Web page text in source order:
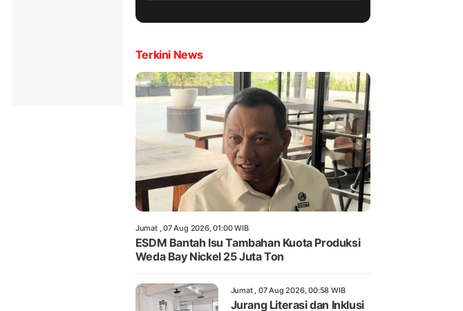
Terkini News
Jumat , 07 Aug 2026, 01:00 WIB
ESDM Bantah Isu Tambahan Kuota Produksi
Weda Bay Nickel 25 Juta Ton
Jumat , 07 Aug 2026, 00:58 WIB
Jurang Literasi dan Inklusi